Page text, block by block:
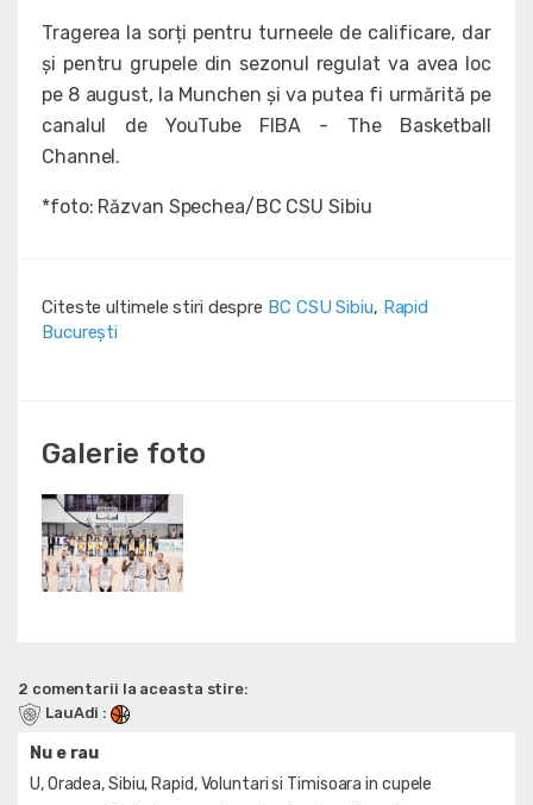
Tragerea la sorți pentru turneele de calificare, dar
și pentru grupele din sezonul regulat va avea loc
pe 8 august, la Munchen și va putea fi urmărită pe
canalul de YouTube FIBA - The Basketball
Channel.
*foto: Răzvan Spechea/BC CSU Sibiu
Citeste ultimele stiri despre BC CSU Sibiu, Rapid
București
Galerie foto
2 comentarii la aceasta stire:
LauAdi :
Nu e rau
U, Oradea, Sibiu, Rapid, Voluntari si Timisoara in cupele